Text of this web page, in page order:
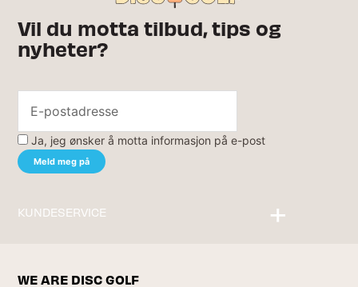
Vil du motta tilbud, tips og
nyheter?
Ja, jeg ønsker å motta informasjon på e-post
KUNDESERVICE
WE ARE DISC GOLF